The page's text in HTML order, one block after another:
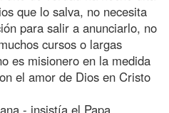
que lo salva, no necesita
para salir a anunciarlo, no
cursos o largas
es misionero en la medida
el amor de Dios en Cristo
- insistía el Papa